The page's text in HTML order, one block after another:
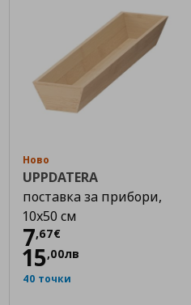
Ново
UPPDATERA
поставка за прибори,
10x50 см
7,67€
Цена
15,00лв
40 точки